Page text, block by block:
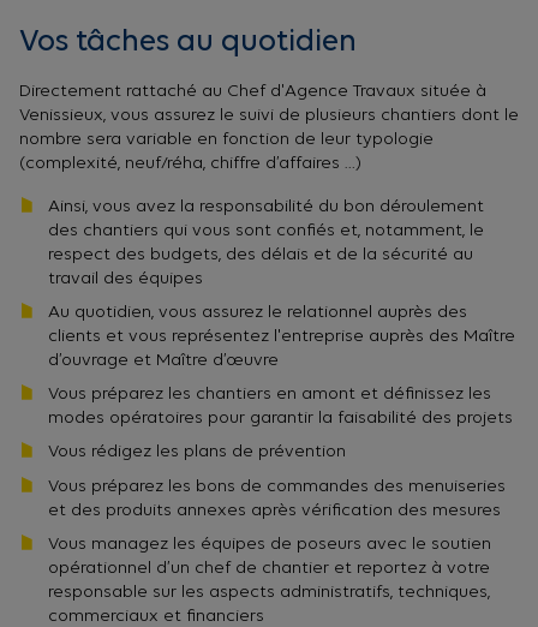
Vos tâches au quotidien
Directement rattaché au Chef d'Agence Travaux située à
Venissieux, vous assurez le suivi de plusieurs chantiers dont le
nombre sera variable en fonction de leur typologie
(complexité, neuf/réha, chiffre d’affaires …)
Ainsi, vous avez la responsabilité du bon déroulement
des chantiers qui vous sont confiés et, notamment, le
respect des budgets, des délais et de la sécurité au
travail des équipes
Au quotidien, vous assurez le relationnel auprès des
clients et vous représentez l'entreprise auprès des Maître
d’ouvrage et Maître d’œuvre
Vous préparez les chantiers en amont et définissez les
modes opératoires pour garantir la faisabilité des projets
Vous rédigez les plans de prévention
Vous préparez les bons de commandes des menuiseries
et des produits annexes après vérification des mesures
Vous managez les équipes de poseurs avec le soutien
opérationnel d’un chef de chantier et reportez à votre
responsable sur les aspects administratifs, techniques,
commerciaux et financiers